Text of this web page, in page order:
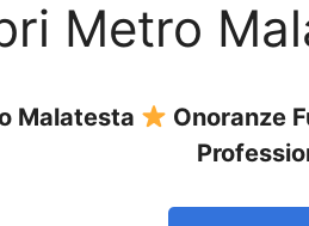
Metro
Malatesta
Onoranze